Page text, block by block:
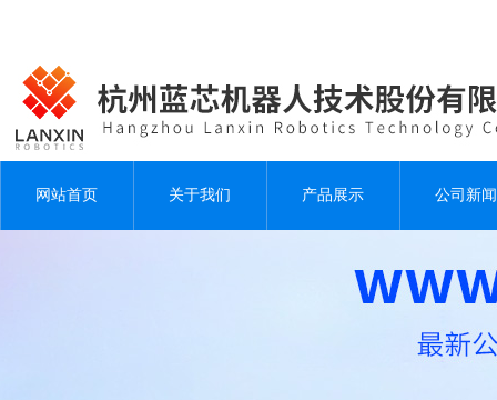
网站首页 关于我们 产品展示 公司新闻